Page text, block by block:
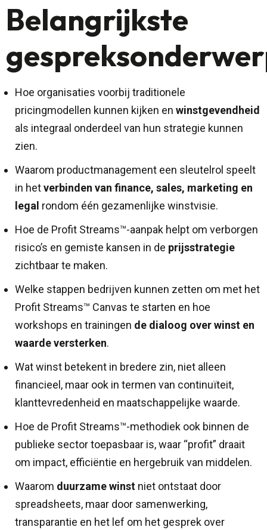
Belangrijkste
Hoe organisaties voorbij traditionele
pricingmodellen kunnen kijken en winstgevendheid
als integraal onderdeel van hun strategie kunnen
zien.
Waarom productmanagement een sleutelrol speelt
in hetverbinden van finance, sales, marketing en
legal rondom één gezamenlijke winstvisie.
Hoe de Profit Streams™-aanpak helpt om verborgen
risico’s en gemiste kansen in de prijsstrategie
zichtbaar te maken.
Welke stappen bedrijven kunnen zetten om met het
Profit Streams™ Canvas te starten en hoe
workshops en trainingen de dialoog over winst en
waarde versterken.
Wat winst betekent in bredere zin, niet alleen
financieel, maar ook in termen van continuïteit,
klanttevredenheid en maatschappelijke waarde.
Hoe de Profit Streams™-methodiek ook binnen de
publieke sector toepasbaar is, waar “profit” draait
om impact, efficiëntie en hergebruik van middelen.
Waarom duurzame winst niet ontstaat door
spreadsheets, maar door samenwerking,
transparantie en het lef om het gesprek over